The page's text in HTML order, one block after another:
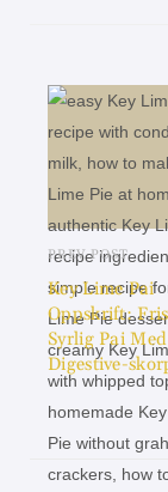
PREV POST
Key Lime Pai
Oppskrift:
Syrlig Pai
Digestive-